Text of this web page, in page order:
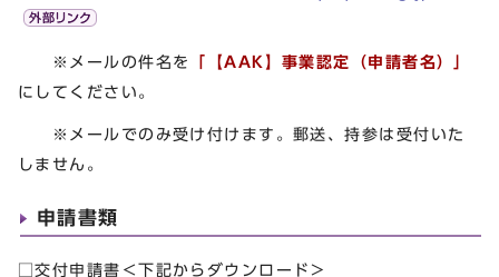
※メールの件名を
「【AAK】事業認定（申請者名）」
にしてください。
※メールでのみ受け付けます。郵送、持参は受付いた
しません。
申請書類
□交付申請書＜下記からダウンロード＞